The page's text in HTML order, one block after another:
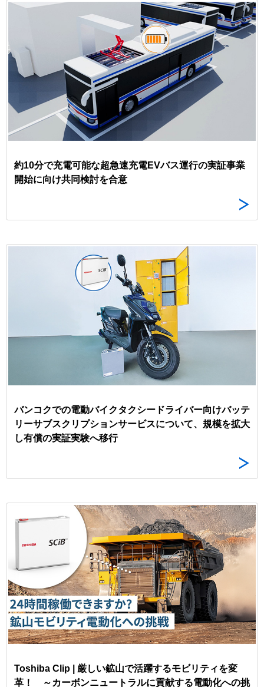
約10分で充電可能な超急速充電EVバス運行の実証事業
開始に向け共同検討を合意
バンコクでの電動バイクタクシードライバー向けバッテ
リーサブスクリプションサービスについて、規模を拡大
し有償の実証実験へ移行
Toshiba Clip | 厳しい鉱山で活躍するモビリティを変
革！ ～カーボンニュートラルに貢献する電動化への挑